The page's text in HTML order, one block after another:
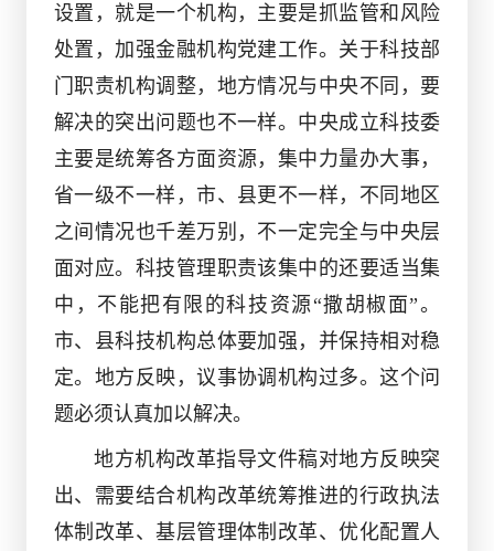
设置，就是一个机构，主要是抓监管和风险
处置，加强金融机构党建工作。关于科技部
门职责机构调整，地方情况与中央不同，要
解决的突出问题也不一样。中央成立科技委
主要是统筹各方面资源，集中力量办大事，
省一级不一样，市、县更不一样，不同地区
之间情况也千差万别，不一定完全与中央层
面对应。科技管理职责该集中的还要适当集
中，不能把有限的科技资源 “撒胡椒面”。
市、县科技机构总体要加强，并保持相对稳
定。地方反映，议事协调机构过多。这个问
题必须认真加以解决。
地方机构改革指导文件稿对地方反映突
出、需要结合机构改革统筹推进的行政执法
体制改革、基层管理体制改革、优化配置人